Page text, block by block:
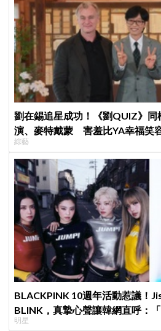
劉在錫追星成功！《劉QUIZ》同
演、麥特戴蒙 害羞比YA幸福笑
綜藝
BLACKPINK 10週年活動惹議！
BLINK，真摯心聲讓韓網直呼：
明星